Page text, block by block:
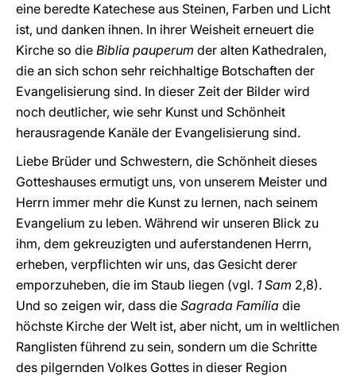
eine beredte Katechese aus Steinen, Farben und Licht
ist, und danken ihnen. In ihrer Weisheit erneuert die
Kirche so die Biblia pauperum der alten Kathedralen,
die an sich schon sehr reichhaltige Botschaften der
Evangelisierung sind. In dieser Zeit der Bilder wird
noch deutlicher, wie sehr Kunst und Schönheit
herausragende Kanäle der Evangelisierung sind.
Liebe Brüder und Schwestern, die Schönheit dieses
Gotteshauses ermutigt uns, von unserem Meister und
Herrn immer mehr die Kunst zu lernen, nach seinem
Evangelium zu leben. Während wir unseren Blick zu
ihm, dem gekreuzigten und auferstandenen Herrn,
erheben, verpflichten wir uns, das Gesicht derer
emporzuheben, die im Staub liegen (vgl. 1 Sam 2,8).
Und so zeigen wir, dass die Sagrada Família die
höchste Kirche der Welt ist, aber nicht, um in weltlichen
Ranglisten führend zu sein, sondern um die Schritte
des pilgernden Volkes Gottes in dieser Region